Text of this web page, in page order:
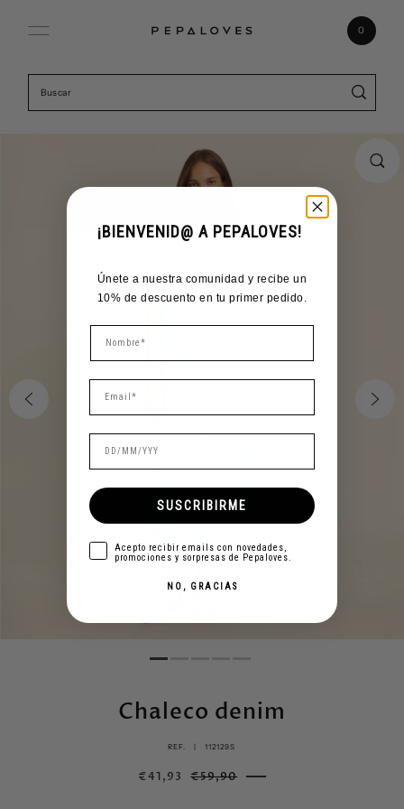
0
Chaleco denim
REF. | 112129S
€41,93 €59,90
¡BIENVENID@ A PEPALOVES!
Únete a nuestra comunidad y recibe un
10% de descuento en tu primer pedido.
SUSCRIBIRME
aceptarAcepto recibir emails con novedades,
promociones y sorpresas de Pepaloves.
NO, GRACIAS